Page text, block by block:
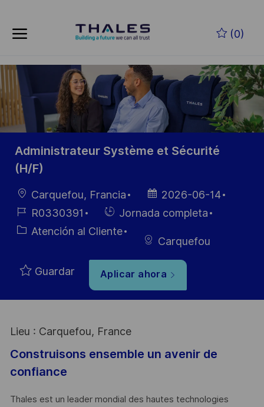
(0)
-
Administrateur Système et Sécurité
(H/F)
Ubicación
Carquefou, Francia
Fecha de
publicación
2026-06-14
ID de
empleo
R0330391
Hiring
Type
Jornada completa
Categoría
Atención al Cliente
Carquefou
Guardar Aplicar ahora
Lieu : Carquefou, France
Construisons ensemble un avenir de
confiance
Thales est un leader mondial des hautes technologies